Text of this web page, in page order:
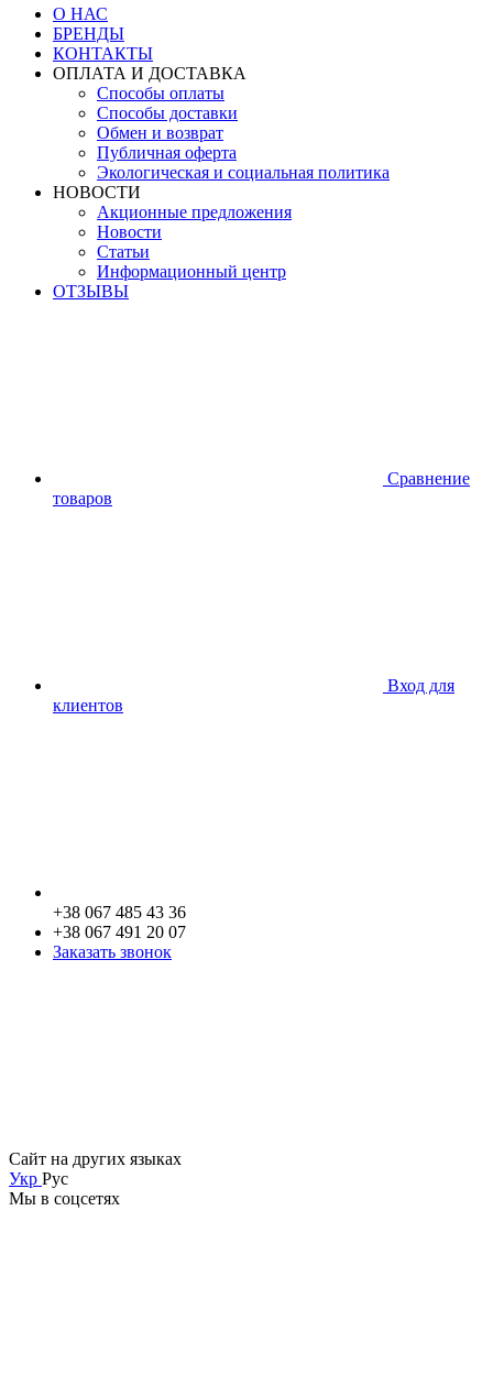
О НАС
БРЕНДЫ
КОНТАКТЫ
ОПЛАТА И ДОСТАВКА
Способы оплаты
Способы доставки
Обмен и возврат
Публичная оферта
Экологическая и социальная политика
НОВОСТИ
Акционные предложения
Новости
Статьи
Информационный центр
ОТЗЫВЫ
Сравнение
товаров
Вход для
клиентов
+38 067 485 43 36
+38 067 491 20 07
Заказать звонок
Сайт на других языках
Укр Рус
Мы в соцсетях